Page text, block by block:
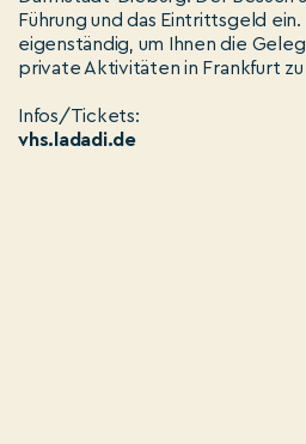
Führung und das Eintrittsgeld
eigenständig, um Ihnen die
private Aktivitäten in Frankfurt
Infos/Tickets:
vhs.ladadi.de